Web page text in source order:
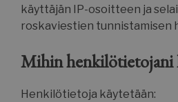
käyttäjän IP-osoitteen ja
roskaviestien tunnistamisen
Mihin henkilötietojani
Henkilötietoja käytetään: